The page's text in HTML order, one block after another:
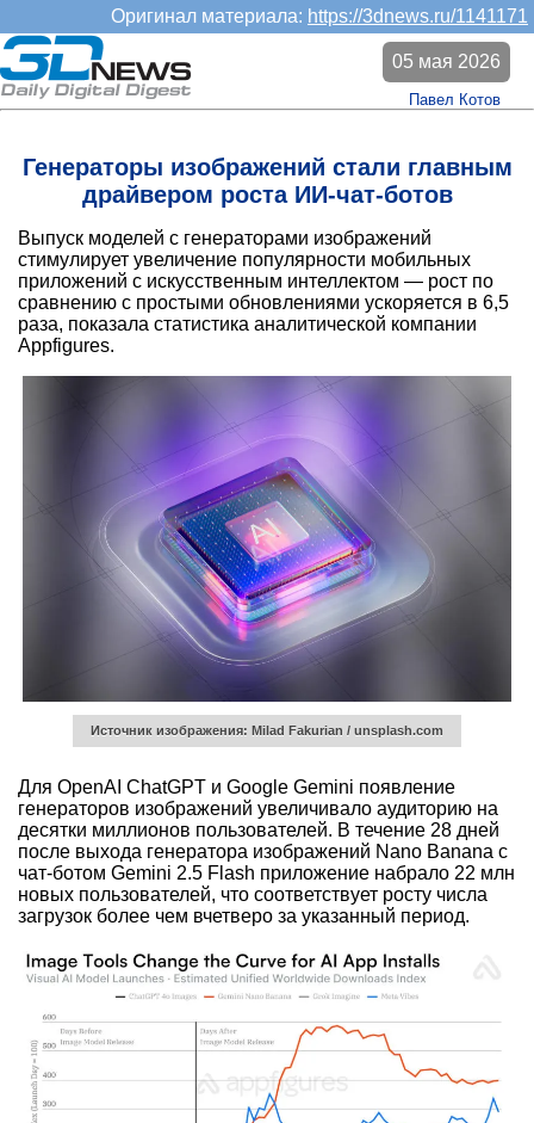
Оригинал материала: https://3dnews.ru/1141171
Генераторы изображений стали главным
драйвером роста ИИ-чат-ботов
05 мая 2026
Павел Котов
Выпуск моделей с генераторами изображений
стимулирует увеличение популярности мобильных
приложений с искусственным интеллектом — рост по
сравнению с простыми обновлениями ускоряется в 6,5
раза, показала статистика аналитической компании
Appfigures.
Источник изображения: Milad Fakurian / unsplash.com
Для OpenAI ChatGPT и Google Gemini появление
генераторов изображений увеличивало аудиторию на
десятки миллионов пользователей. В течение 28 дней
после выхода генератора изображений Nano Banana с
чат-ботом Gemini 2.5 Flash приложение набрало 22 млн
новых пользователей, что соответствует росту числа
загрузок более чем вчетверо за указанный период.